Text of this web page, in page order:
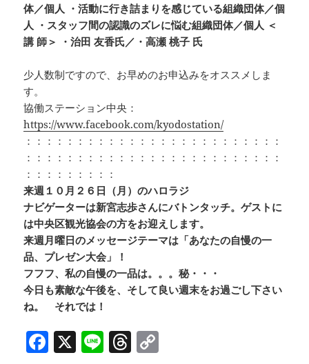
体／個人 ・活動に行き詰まりを感じている組織団体／個
人 ・スタッフ間の認識のズレに悩む組織団体／個人 ＜
講 師＞ ・治田 友香氏／・高瀬 桃子 氏
少人数制ですので、お早めのお申込みをオススメしま
す。
協働ステーション中央：
https://www.facebook.com/kyodostation/
：：：：：：：：：：：：：：：：：：：：：：：：：
：：：：：：：：：：：：：：：：：：：：：：：：：
：：：：：：：：：
来週１０月２６日（月）のハロラジ
ナビゲーターは新宮志歩さんにバトンタッチ。ゲストに
は中央区観光協会の方をお迎えします。
来週月曜日のメッセージテーマは「あなたの自慢の一
品、プレゼン大会」！
フフフ、私の自慢の一品は。。。秘・・・
今日も素敵な午後を、そして良い週末をお過ごし下さい
ね。 それでは！
F X Li T